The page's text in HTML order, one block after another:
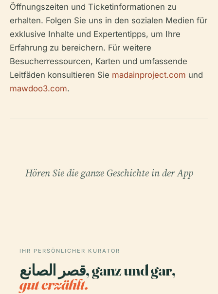
Öffnungszeiten und Ticketinformationen zu
erhalten. Folgen Sie uns in den sozialen Medien für
exklusive Inhalte und Expertentipps, um Ihre
Erfahrung zu bereichern. Für weitere
Besucherressourcen, Karten und umfassende
Leitfäden konsultieren Sie madainproject.com und
mawdoo3.com.
Hören Sie die ganze Geschichte in der App
IHR PERSÖNLICHER KURATOR
قصر الصانع, ganz und gar,
gut erzählt.